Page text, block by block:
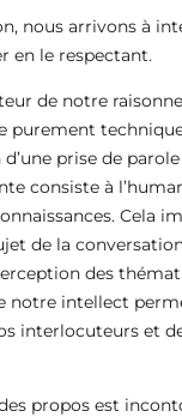
nous arrivons à
en le respectant.
de notre
purement
prise de
consiste à
Cela
de la
des
notre intellect
interlocuteurs et
propos est